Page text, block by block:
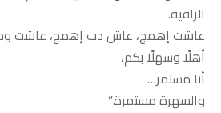
الراقية.
عاشت إهمج، عاش دب إهمج، عاشت
أهلًا وسهلًا بكم،
أنا مستمر…
والسهرة مستمرة.”